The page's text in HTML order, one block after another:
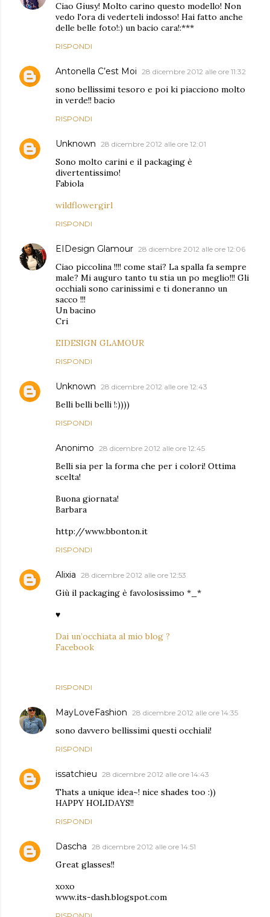
Ciao Giusy! Molto carino questo modello! Non
vedo l'ora di vederteli indosso! Hai fatto anche
delle belle foto!:) un bacio cara!:***
RISPONDI
Antonella C’est Moi 28 dicembre 2012 alle ore 11:32
sono bellissimi tesoro e poi ki piacciono molto
in verde!! bacio
RISPONDI
Unknown 28 dicembre 2012 alle ore 12:01
Sono molto carini e il packaging è
divertentissimo!
Fabiola
wildflowergirl
RISPONDI
EIDesign Glamour 28 dicembre 2012 alle ore 12:06
Ciao piccolina !!!! come stai? La spalla fa sempre
male? Mi auguro tanto tu stia un po meglio!!! Gli
occhiali sono carinissimi e ti doneranno un
sacco !!!
Un bacino
Cri
EIDESIGN GLAMOUR
RISPONDI
Unknown 28 dicembre 2012 alle ore 12:43
Belli belli belli !:))))
RISPONDI
Anonimo 28 dicembre 2012 alle ore 12:45
Belli sia per la forma che per i colori! Ottima
scelta!
Buona giornata!
Barbara
http://www.bbonton.it
RISPONDI
Alixia 28 dicembre 2012 alle ore 12:53
Giù il packaging è favolosissimo *_*
♥
Dai un’occhiata al mio blog ?
Facebook
RISPONDI
MayLoveFashion 28 dicembre 2012 alle ore 14:35
sono davvero bellissimi questi occhiali!
RISPONDI
issatchieu 28 dicembre 2012 alle ore 14:43
Thats a unique idea~! nice shades too :))
HAPPY HOLIDAYS!!
RISPONDI
Dascha 28 dicembre 2012 alle ore 14:51
Great glasses!!
xoxo
www.its-dash.blogspot.com